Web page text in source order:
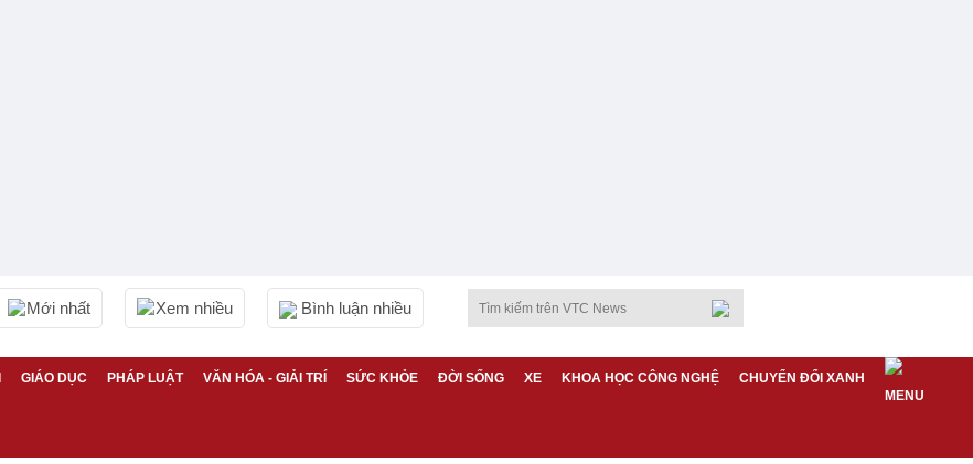
Mới nhất Xem nhiều Bình luận nhiều
GIÁO DỤC PHÁP LUẬT VĂN HÓA - GIẢI TRÍ SỨC KHỎE ĐỜI SỐNG XE KHOA HỌC CÔNG NGHỆ CHUYỂN ĐỔI XANH